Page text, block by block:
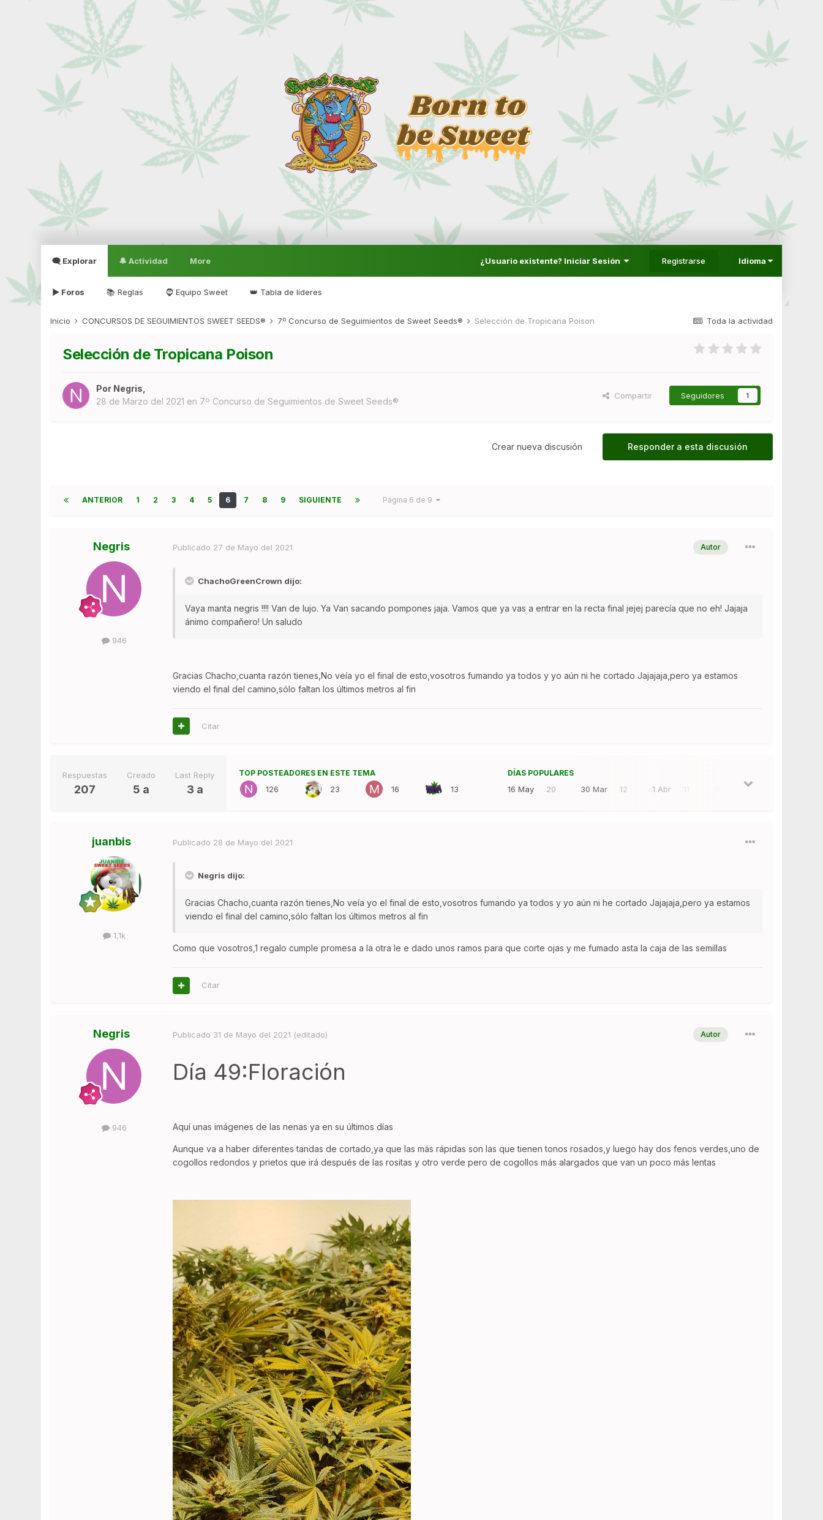
🗨 Explorar
▶ Foros 📚 Reglas 🧔 Equipo Sweet 👑 Tabla de líderes
🔔 Actividad More ¿Usuario existente? Iniciar Sesión Registrarse Idioma
Toda la actividad
Inicio CONCURSOS DE SEGUIMIENTOS SWEET SEEDS® 7º Concurso de Seguimientos de Sweet Seeds® Selección de Tropicana Poison
Selección de Tropicana Poison
Por Negris
28 de Marzo del 2021 en 7º Concurso de Seguimientos de Sweet Seeds®
Compartir Seguidores 1
Responder a esta discusión
Crear nueva discusión
ANTERIOR 1 2 3 4 5 6 7 8 9 SIGUIENTE Página 6 de 9
Negris
946
Autor
Publicado 27 de Mayo del 2021
ChachoGreenCrown dijo:
Vaya manta negris !!!! Van de lujo. Ya Van sacando pompones jaja. Vamos que ya vas a entrar en la recta final jejej parecía que no eh! Jajaja
ánimo compañero! Un saludo
Gracias Chacho,cuanta razón tienes,No veía yo el final de esto,vosotros fumando ya todos y yo aún ni he cortado Jajajaja,pero ya estamos
viendo el final del camino,sólo faltan los últimos metros al fin
Citar
Respuestas
207
Creado
5 a
Last Reply
3 a
TOP POSTEADORES EN ESTE TEMA
126 23 16 13
DÍAS POPULARES
16 May 20 30 Mar 12 1 Abr 11
juanbis
1,1k
Publicado 28 de Mayo del 2021
Negris dijo:
Gracias Chacho,cuanta razón tienes,No veía yo el final de esto,vosotros fumando ya todos y yo aún ni he cortado Jajajaja,pero ya estamos
viendo el final del camino,sólo faltan los últimos metros al fin
Como que vosotros,1 regalo cumple promesa a la otra le e dado unos ramos para que corte ojas y me fumado asta la caja de las semillas
Citar
Negris
946
Autor
Publicado 31 de Mayo del 2021 (editado)
Día 49:Floración
Aquí unas imágenes de las nenas ya en su últimos días
Aunque va a haber diferentes tandas de cortado,ya que las más rápidas son las que tienen tonos rosados,y luego hay dos fenos verdes,uno de
cogollos redondos y prietos que irá después de las rositas y otro verde pero de cogollos más alargados que van un poco más lentas